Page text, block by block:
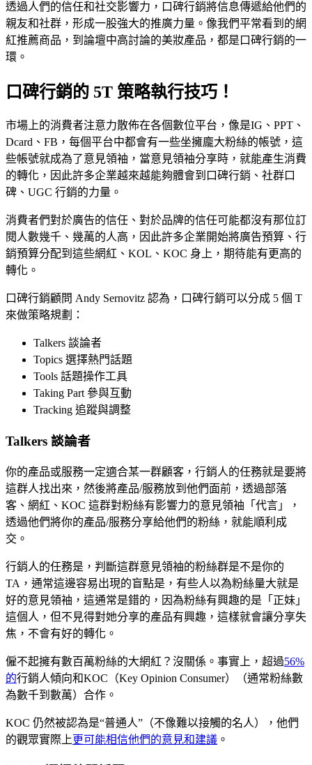
透過人們的信任和社交影響力，口碑行銷將信息傳遞給他們的
親友和社群，形成一股強大的推廣力量。像我們平常看到的網
紅推薦商品，到論壇中高討論的美妝產品，都是口碑行銷的一
環。
口碑行銷的 5T 策略執行技巧！
市場上的消費者注意力散佈在各個數位平台，像是IG、PPT、
Dcard、FB，每個平台中都會有一些坐擁龐大粉絲的帳號，這
些帳號就成為了意見領袖，當意見領袖分享時，就能產生消費
的轉化，因此許多企業越來越能夠體會到口碑行銷、社群口
碑、UGC 行銷的力量。
消費者們對於廣告的信任、對於品牌的信任可能都沒有那位訂
閱人數幾千、幾萬的人高，因此許多企業開始將廣告預算、行
銷預算分配到這些網紅、KOL、KOC 身上，期待能有更高的
轉化。
口碑行銷顧問 Andy Sernovitz 認為，口碑行銷可以分成 5 個 T
來做策略規劃：
Talkers 談論者
Topics 選擇熱門話題
Tools 話題操作工具
Taking Part 參與互動
Tracking 追蹤與調整
Talkers 談論者
你的產品或服務一定適合某一群顧客，行銷人的任務就是要將
這群人找出來，然後將產品/服務放到他們面前，透過部落
客、網紅、KOC 這群對粉絲有影響力的意見領袖「代言」，
透過他們將你的產品/服務分享給他們的粉絲，就能順利成
交。
行銷人的任務是，判斷這群意見領袖的粉絲群是不是你的
TA，通常這邊容易出現的盲點是，有些人以為粉絲量大就是
好的意見領袖，這通常是錯的，因為粉絲有興趣的是「正妹」
這個人，但不見得對她分享的產品有興趣，這樣就會讓分享失
焦，不會有好的轉化。
僱不起擁有數百萬粉絲的大網紅？沒關係。事實上，超過56%
的行銷人傾向和KOC（Key Opinion Consumer）
（通常粉絲數
為數千到數萬）合作。
KOC 仍然被認為是“普通人”（不像難以接觸的名人），他們
的觀眾實際上 更可能相信他們的意見和建議 。